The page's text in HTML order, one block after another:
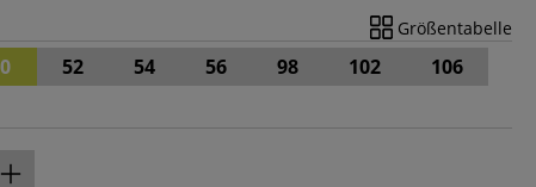
Größentabelle
52 54 56 98 102 106